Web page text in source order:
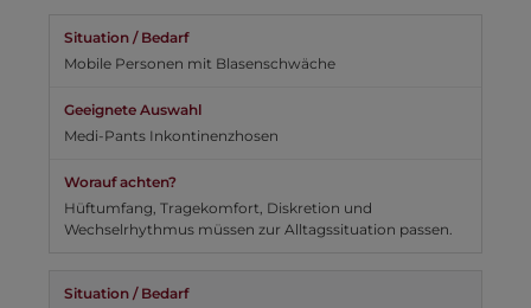
Mobile Personen mit Blasenschwäche
Medi-Pants Inkontinenzhosen
Hüftumfang, Tragekomfort, Diskretion und
Wechselrhythmus müssen zur Alltagssituation passen.